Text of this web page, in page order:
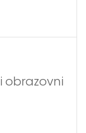
obrazovni